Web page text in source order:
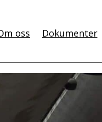
oss Dokumenter